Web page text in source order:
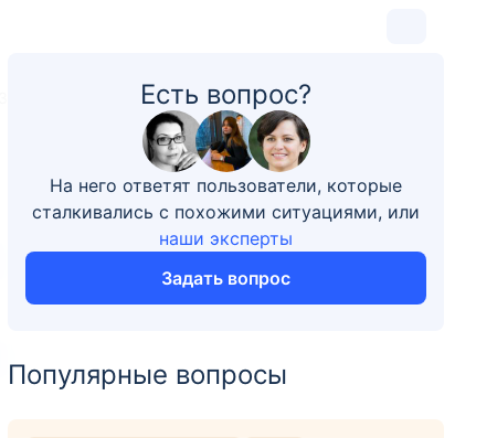
Есть вопрос?
На него ответят пользователи, которые
сталкивались с похожими ситуациями, или
наши эксперты
Задать вопрос
Популярные вопросы